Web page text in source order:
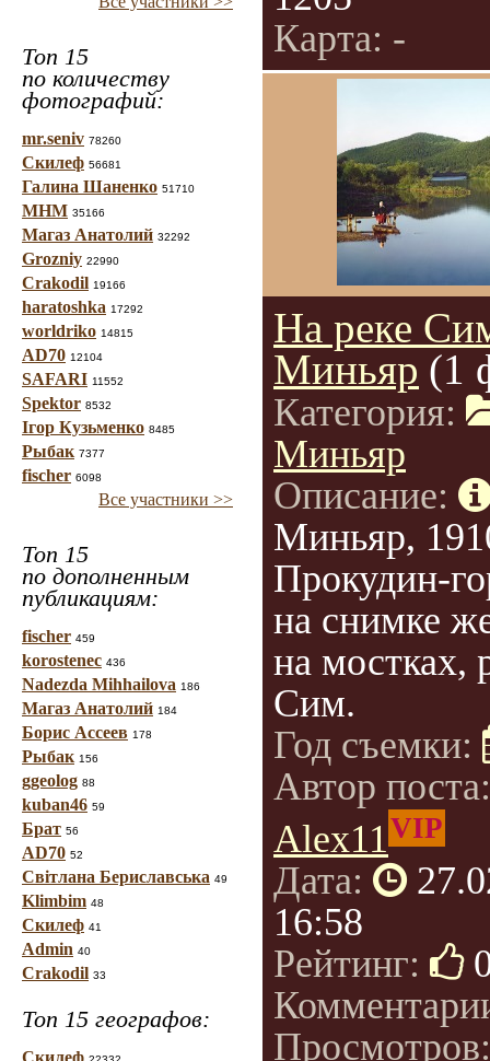
Топ 15
по количеству
фотографий:
mr.seniv 78260
Скилеф 56681
Галина Шаненко 51710
МНМ 35166
Магаз Анатолий 32292
Grozniy 22990
Crakodil 19166
haratoshka 17292
worldriko 14815
AD70 12104
SAFARI 11552
Spektor 8532
Ігор Кузьменко 8485
Рыбак 7377
fischer 6098
Все участники >>
Топ 15
по дополненным
публикациям:
fischer 459
korostenec 436
Nadezda Mihhailova 186
Магаз Анатолий 184
Борис Ассеев 178
Рыбак 156
ggeolog 88
kuban46 59
Брат 56
AD70 52
Світлана Бериславська 49
Klimbim 48
Скилеф 41
Admin 40
Crakodil 33
Топ 15 географов:
Скилеф
Карта: -
На реке
Миньяр (1
Категория:
Миньяр
Описание:
Миньяр,
Прокудин-
на снимке
на мостках,
Сим.
Год съемки:
Автор
Alex11VIP
Дата:
16:58
Рейтинг: